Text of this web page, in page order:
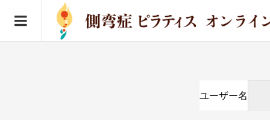
ユーザー名